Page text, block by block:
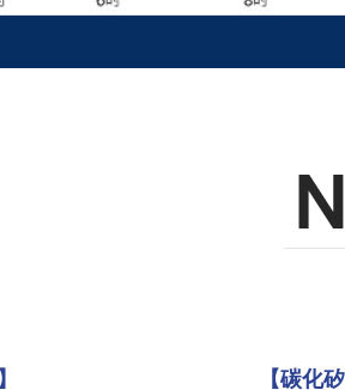
【碳化